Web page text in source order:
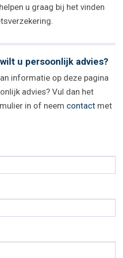
u graag bij het vinden
u persoonlijk advies?
informatie op deze pagina
advies? Vul dan het
in of neem contact met